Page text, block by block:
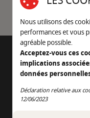
Nous
AUTOUR
05 45 22
Nous envoyer
Nous utilisons des
performances et vous
agréable possible.
Acceptez-vous ces
implications
données
Déclaration relative aux
12/06/2023